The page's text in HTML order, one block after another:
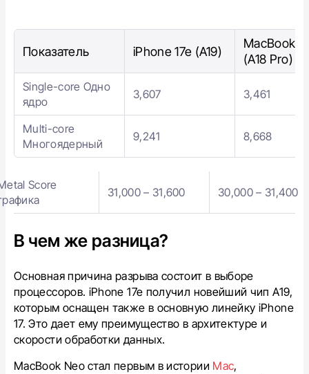
Показатель iPhone 17e (A19)
MacBook
(A18 Pro)
Single-core Одно
ядро
3,607 3,461
Multi-core
Многоядерный
9,241 8,668
Score
31,000 – 31,600 30,000 – 31,400
В чем же разница?
Основная причина разрыва состоит в выборе
процессоров. iPhone 17e получил новейший чип A19,
которым оснащен также в основную линейку iPhone
17. Это дает ему преимущество в архитектуре и
скорости обработки данных.
MacBook Neo стал первым в истории Mac,